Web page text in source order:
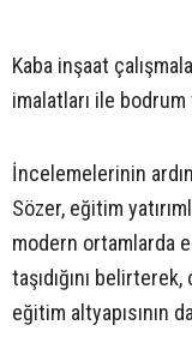
Kaba inşaat
imalatları ile
İncelemelerinin
Sözer, eğitim
modern ortamlarda
taşıdığını
eğitim altyapısının